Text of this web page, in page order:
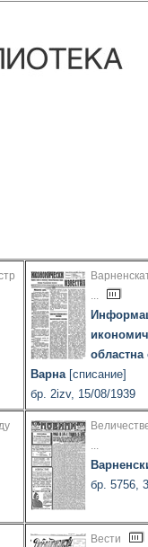
...
областна
Варна[списание]
бр. 2izv, 15/08/1939
...
бр. 5756,
Вести